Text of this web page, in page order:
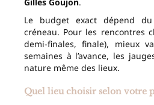
Le budget exact dépend
créneau. Pour les rencontres
demi-finales, finale), mieux
semaines à l’avance, les
nature même des lieux.
Quel lieu choisir selon votre